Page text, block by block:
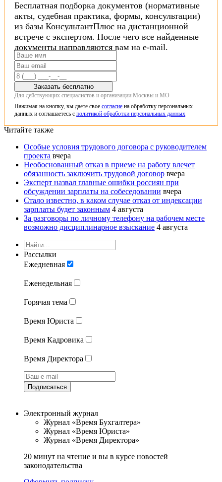
Бесплатная подборка документов (нормативные
акты, судебная практика, формы, консультации)
из базы КонсультантПлюс на дистанционной
встрече с экспертом. После чего все найденные
документы направляются вам на e-mail.
Заказать бесплатно
Для действующих специалистов и организации Москвы и МО
Нажимая на кнопку, вы даете свое согласие на обработку персональных
данных и соглашаетесь с политикой обработки персональных данных
Читайте также
Особые условия трудового договора с руководителем
проекта вчера
Необоснованный отказ в приеме на работу влечет
обязанность заключить трудовой договор вчера
Эксперт назвал главные ошибки россиян при
обсуждении зарплаты на собеседовании вчера
Стало известно, в каком случае отказ от индексации
зарплаты будет законным 4 августа
За разговоры по личному телефону на рабочем месте
возможно дисциплинарное взыскание 4 августа
Рассылки
Ежедневная
Еженедельная
Горячая тема
Время Юриста
Время Кадровика
Время Директора
Подписаться
Электронный журнал
Журнал «Время Бухгалтера»
Журнал «Время Юриста»
Журнал «Время Директора»
20 минут на чтение и вы в курсе новостей
законодательства